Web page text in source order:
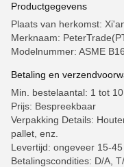
Productgegevens
Plaats van herkomst:
Merknaam:
Modelnummer: ASME
Betaling en
Min. bestelaantal: 1 tot
Prijs: Bespreekbaar
Verpakking Details:
pallet, enz.
Levertijd: ongeveer 15-45
Betalingscondities: D/A,